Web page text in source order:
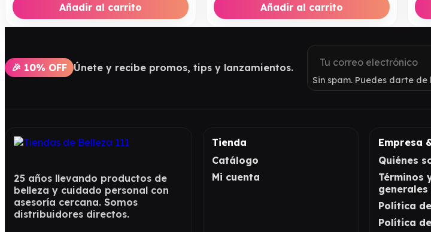
Añadir al carrito Añadir al carrito
🎉 10% OFF Únete y recibe promos, tips y lanzamientos.
Sin spam. Puedes darte
25 años llevando productos de
belleza y cuidado personal con
asesoría cercana. Somos
distribuidores directos.
Tienda
Catálogo
Mi cuenta
Empresa
Quiénes
Términos
generales
Política
Política